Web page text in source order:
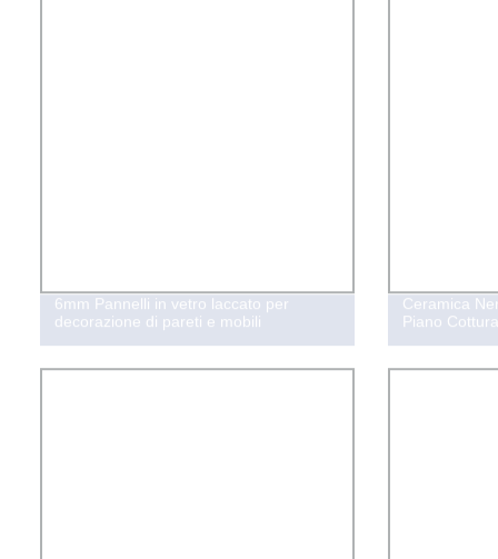
6mm Pannelli in vetro laccato per
decorazione di pareti e mobili
Ceramica
Piano